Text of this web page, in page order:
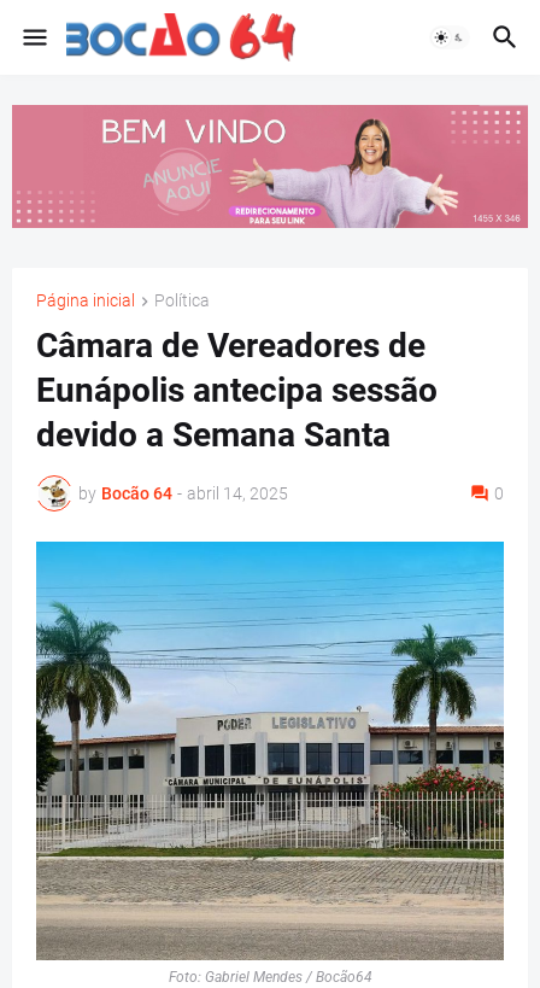
Página inicial Política
Câmara de Vereadores de
Eunápolis antecipa sessão
devido a Semana Santa
by Bocão 64 - abril 14, 2025 0
Foto: Gabriel Mendes / Bocão64